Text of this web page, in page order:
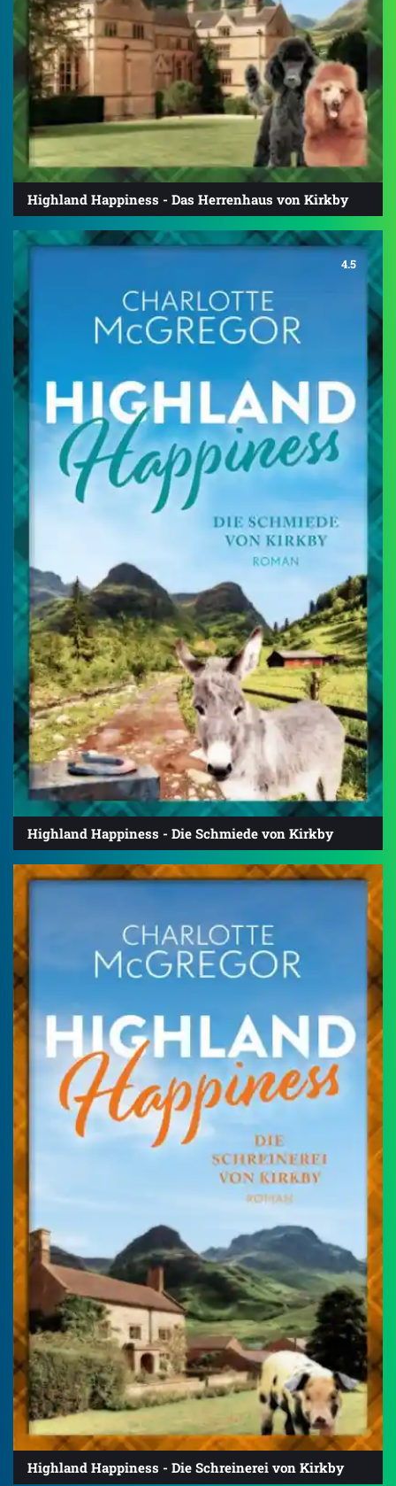
Highland Happiness - Das Herrenhaus von Kirkby
4.5
Highland Happiness - Die Schmiede von Kirkby
Highland Happiness - Die Schreinerei von Kirkby